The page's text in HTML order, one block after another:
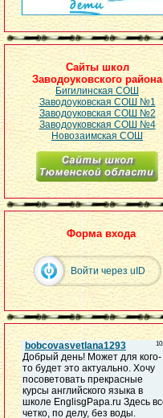
Сайты школ
Заводоуковского района
Бигилинская СОШ
Заводоуковская СОШ №1
Заводоуковская СОШ №2
Заводоуковская СОШ №4
Новозаимская СОШ
Форма входа
Войти через uID